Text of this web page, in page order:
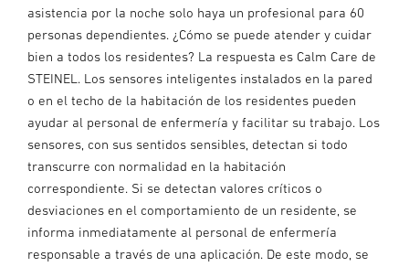
asistencia por la noche solo haya un profesional para 60
personas dependientes. ¿Cómo se puede atender y cuidar
bien a todos los residentes? La respuesta es Calm Care de
STEINEL. Los sensores inteligentes instalados en la pared
o en el techo de la habitación de los residentes pueden
ayudar al personal de enfermería y facilitar su trabajo. Los
sensores, con sus sentidos sensibles, detectan si todo
transcurre con normalidad en la habitación
correspondiente. Si se detectan valores críticos o
desviaciones en el comportamiento de un residente, se
informa inmediatamente al personal de enfermería
responsable a través de una aplicación. De este modo, se